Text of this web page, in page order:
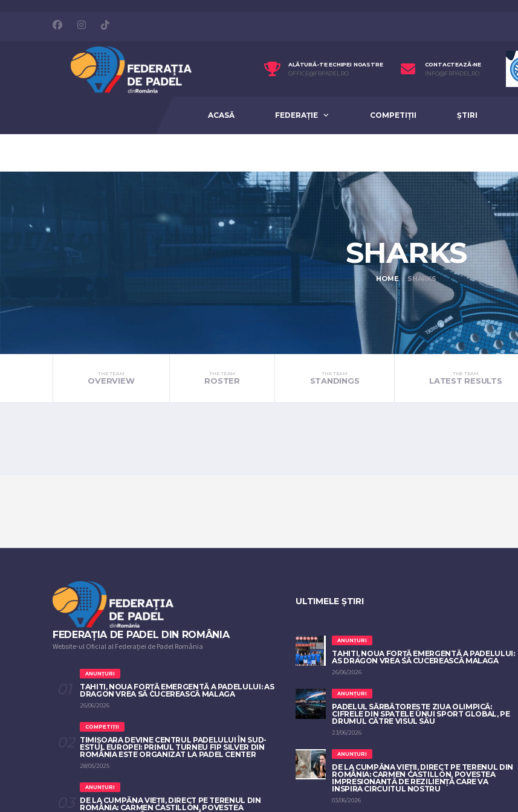
ALĂTURĂ-TE ECHIPEI NOASTRE
OFFICE@FRPADEL.RO
CONTACTEAZĂ-NE
INFO@FRPADEL.RO
ACASĂ FEDERAȚIE COMPETIȚII ȘTIRI
SHARKS
HOME SHARKS
THE TEAM
OVERVIEW
THE TEAM
ROSTER
THE TEAM
STANDINGS
THE TEAM
LATEST RESULTS
FEDERAȚIA DE PADEL DIN ROMÂNIA
Website-ul Oficial al Federației de Padel România
ANUNȚURI
TAHITI, NOUA FORȚĂ EMERGENTĂ A PADELULUI: AS
DRAGON VREA SĂ CUCEREASCĂ MALAGA
26/06/2026
COMPETIȚII
TIMIȘOARA DEVINE CENTRUL PADELULUI ÎN SUD-
ESTUL EUROPEI: PRIMUL TURNEU FIP SILVER DIN
ROMÂNIA ESTE ORGANIZAT LA PADEL CENTER
28/05/2025
ANUNȚURI
DE LA CUMPĂNA VIEȚII, DIRECT PE TERENUL DIN
ROMÂNIA: CARMEN CASTILLÓN, POVESTEA
ULTIMELE ȘTIRI
ANUNȚURI
TAHITI, NOUA FORȚĂ EMERGENTĂ A PADELULUI:
AS DRAGON VREA SĂ CUCEREASCĂ MALAGA
26/06/2026
ANUNȚURI
PADELUL SĂRBĂTOREȘTE ZIUA OLIMPICĂ:
CIFRELE DIN SPATELE UNUI SPORT GLOBAL, PE
DRUMUL CĂTRE VISUL SĂU
23/06/2026
ANUNȚURI
DE LA CUMPĂNA VIEȚII, DIRECT PE TERENUL DIN
ROMÂNIA: CARMEN CASTILLÓN, POVESTEA
IMPRESIONANTĂ DE REZILIENȚĂ CARE VA
INSPIRA CIRCUITUL NOSTRU
03/06/2026